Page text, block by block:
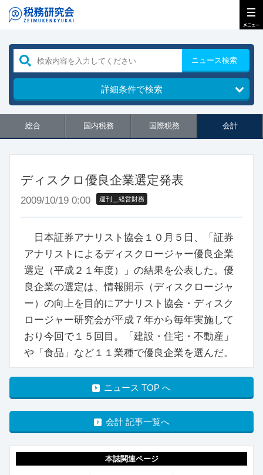
ニュース検索
詳細条件で検索
総合 国内税務 国際税務 会計
ディスクロ優良企業選定発表
2009/10/19 0:00 週刊＿経営財務
日本証券アナリスト協会１０月５日、「証券
アナリストによるディスクロージャー優良企業
選定（平成２１年度）」の結果を公表した。優
良企業の選定は、情報開示（ディスクロージャ
ー）の向上を目的にアナリスト協会・ディスク
ロージャー研究会が平成７年から毎年実施して
おり今回で１５回目。「建設・住宅・不動産」
や「食品」など１１業種で優良企業を選んだ。
ニュース TOP へ
会計 記事一覧へ
本誌関連ページ